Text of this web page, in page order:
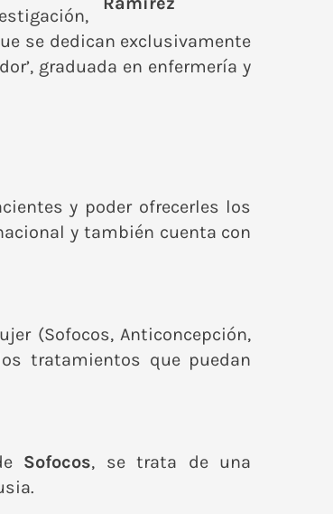
se dedican exclusivamente
graduada en enfermería y
y poder ofrecerles los
y también cuenta con
(Sofocos, Anticoncepción,
tratamientos que puedan
Sofocos, se trata de una